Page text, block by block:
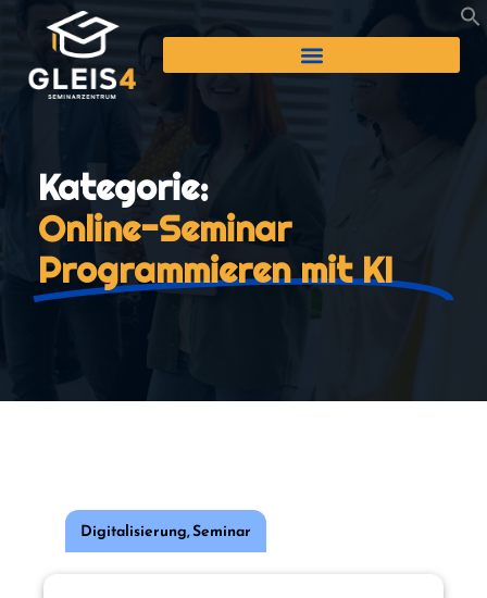
Kategorie:
Online-Seminar
Programmieren mit KI
Digitalisierung,Seminar